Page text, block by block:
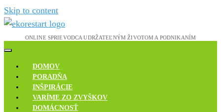
Skip to content
Ekoreštart
Novinky, rozhovory a inšpirácie
DOMOV
PORADŇA
INŠPIRÁCIE
VARÍME ZO ZVYŠKOV
DOMÁCNOSŤ